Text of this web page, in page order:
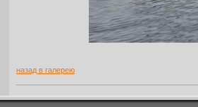
назад в галерею